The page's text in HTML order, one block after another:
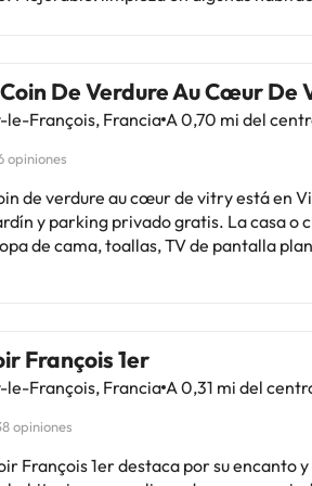
suma puntos. Un lugar con carácter,
De Verdure Au Cœur De
François, Francia A 0,70 mi del
opiniones
de verdure au cœur de vitry está en
privado gratis. La casa o chalet dispone de 1 dormitorio, 1
de cama, toallas, TV de pantalla
al hacer la reserva o ponerte en
Los datos de contacto aparecen
por un particular
François 1er
François, Francia A 0,31 mi del
opiniones
François 1er destaca por su encanto